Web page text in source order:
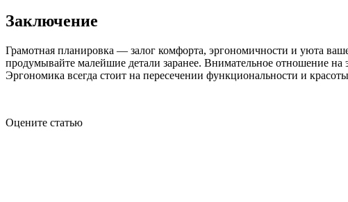
Заключение
Грамотная планировка — залог комфорта, эргономичности и уюта
продумывайте малейшие детали заранее. Внимательное отношение на
Эргономика всегда стоит на пересечении функциональности и
Оцените статью